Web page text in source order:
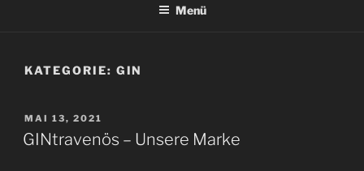
Menü
KATEGORIE: GIN
VERÖFFENTLICHT
AM
MAI 13, 2021
GINtravenös – Unsere Marke